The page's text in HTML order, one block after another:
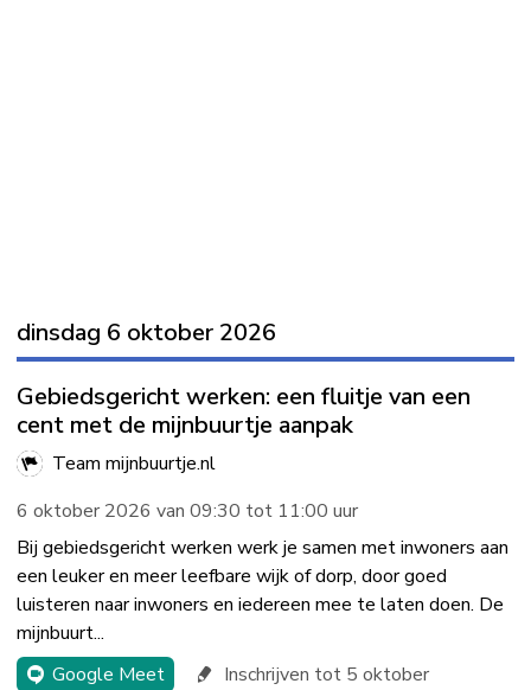
dinsdag 6 oktober 2026
Gebiedsgericht werken: een fluitje van een
cent met de mijnbuurtje aanpak
Team mijnbuurtje.nl
6 oktober 2026 van 09:30 tot 11:00 uur
Bij gebiedsgericht werken werk je samen met inwoners aan
een leuker en meer leefbare wijk of dorp, door goed
luisteren naar inwoners en iedereen mee te laten doen. De
mijnbuurt...
Google Meet
Inschrijven tot 5 oktober